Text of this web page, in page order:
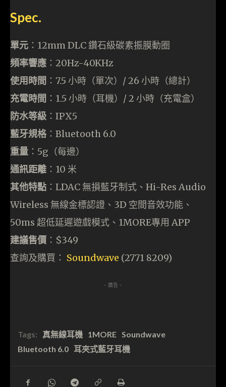
Spec.
單元 ：12mm DLC 鑽石級碳素振膜動圈
頻率響應 ：20Hz-40KHz
使用時間 ：7.5 小時（單次）/ 26 小時（總計）
充電時間 ：1.5 小時（耳機）/ 2 小時（充電盒）
防水等級 ：IPX5
藍牙規格：Bluetooth 6.0
重量 ：5g（每邊）
通訊距離 ：10 米
其他特點 ：LDAC 無損藍牙制式、Hi-Res Audio
Wireless 無線金標認證、3D 空間音效功能、
50ms 超低延遲遊戲模式、1MORE專用 APP
建議售價 ：$349
查詢及購買： Soundwave (2771 8209)
- 廣告 -
Tags: 真無線耳機 1MORE Soundwave
Bluetooth 6.0 耳夾式藍牙耳機